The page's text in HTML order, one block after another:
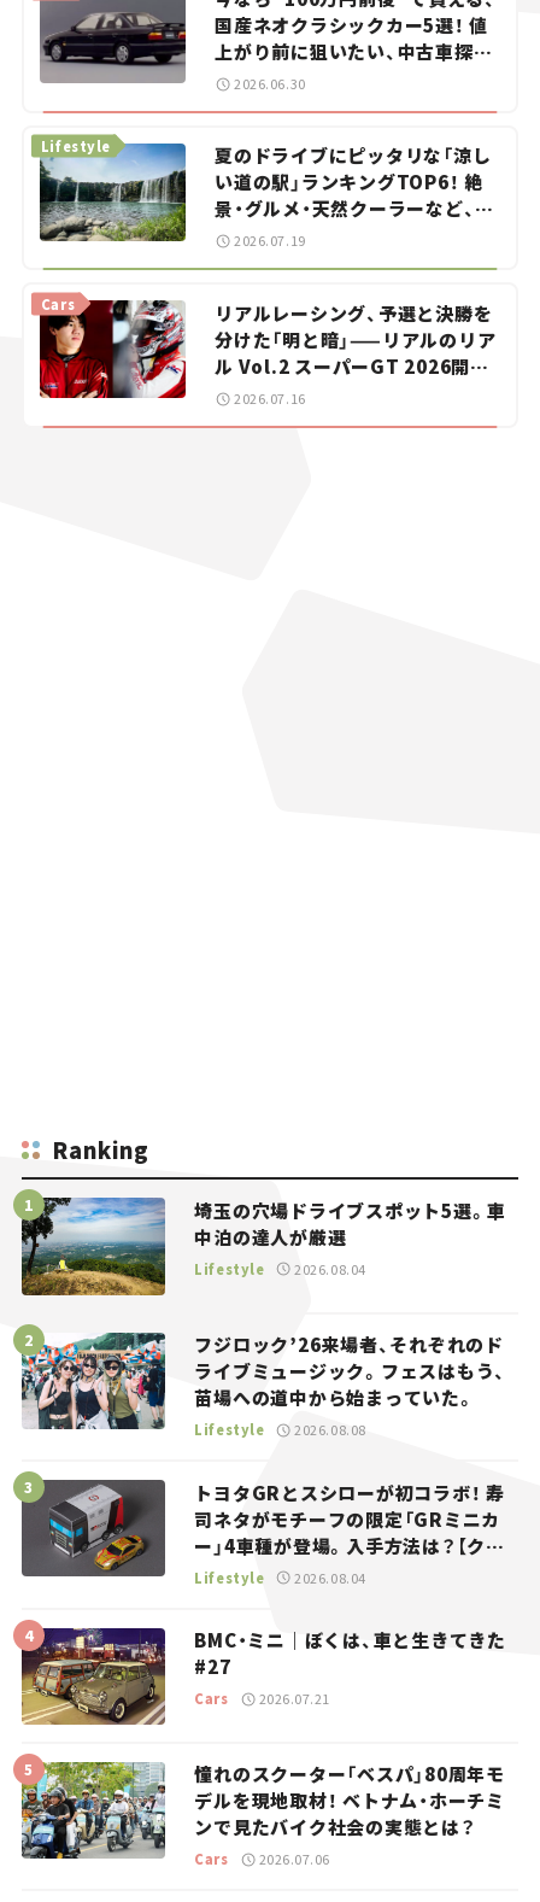
国産ネオクラシックカー5選！ 値
上がり前に狙いたい、中古車探し
をお手伝い――ちょっとイケてるマ
2026.06.30
夏のドライブにピッタリな「涼し
い道の駅」ランキングTOP6！ 絶
景・グルメ・天然クーラーなど、避
暑におすすめのスポットを紹介
Lifestyle
2026.07.19
リアルレーシング、予選と決勝を
分けた「明と暗」——リアルのリア
ル Vol.2 スーパーGT 2026開幕
戦 岡山国際サーキット
Cars
2026.07.16
Ranking
埼玉の穴場ドライブスポット5選。車
中泊の達人が厳選
Lifestyle 2026.08.04
フジロック’26来場者、それぞれのド
ライブミュージック。フェスはもう、
苗場への道中から始まっていた。
Lifestyle 2026.08.08
トヨタGRとスシローが初コラボ！ 寿
司ネタがモチーフの限定「GRミニカ
ー」4車種が登場。入手方法は？【クル
マとホビー】
Lifestyle 2026.08.04
BMC・ミニ｜ぼくは、車と生きてきた
#27
Cars 2026.07.21
憧れのスクーター「ベスパ」80周年モ
デルを現地取材！ ベトナム・ホーチミ
ンで見たバイク社会の実態とは？
Cars 2026.07.06